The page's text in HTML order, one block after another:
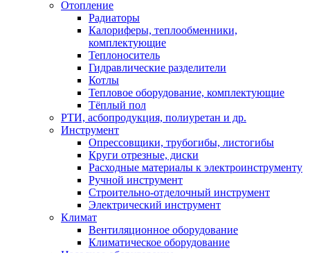
Отопление
Радиаторы
Калориферы, теплообменники,
комплектующие
Теплоноситель
Гидравлические разделители
Котлы
Тепловое оборудование, комплектующие
Тёплый пол
РТИ, асбопродукция, полиуретан и др.
Инструмент
Опрессовщики, трубогибы, листогибы
Круги отрезные, диски
Расходные материалы к электроинструменту
Ручной инструмент
Строительно-отделочный инструмент
Электрический инструмент
Климат
Вентиляционное оборудование
Климатическое оборудование